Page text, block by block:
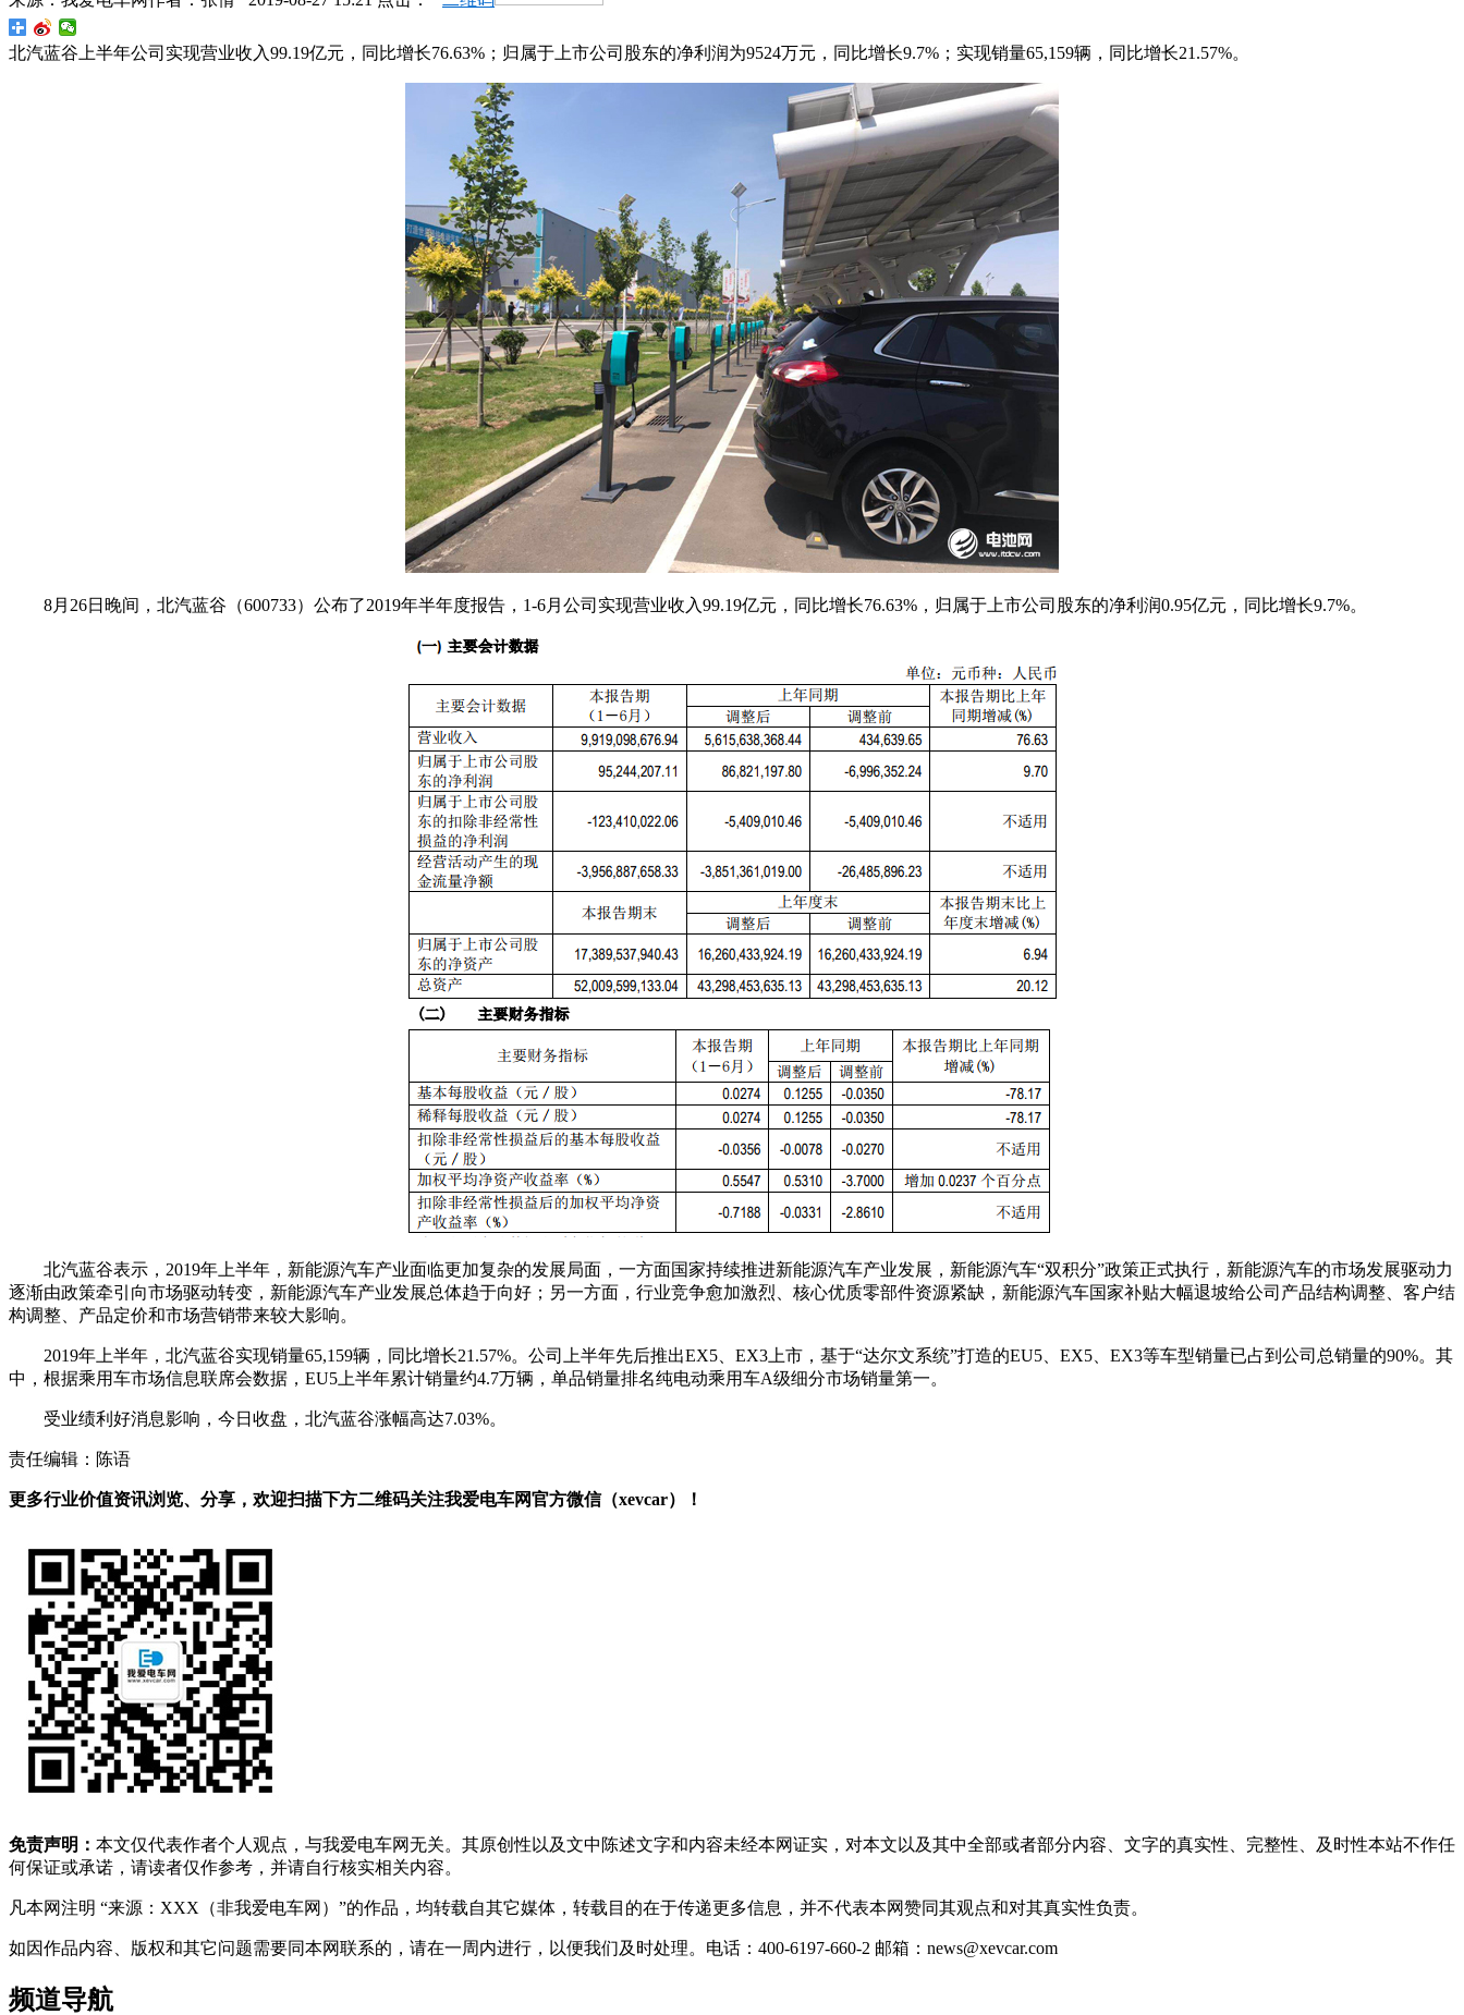
北汽蓝谷上半年公司实现营业收入99.19亿元，同比增长76.63%；归属于上市公司股东的净利润为9524万元，同比增长9.7%；实现销量65,159辆，同比增长21.57%。
8月26日晚间，北汽蓝谷（600733）公布了2019年半年度报告，1-6月公司实现营业收入99.19亿元，同比增长76.63%，归属于上市公司股东的净利润0.95亿元，同比增长9.7%。
北汽蓝谷表示，2019年上半年，新能源汽车产业面临更加复杂的发展局面，一方面国家持续推进新能源汽车产业发展，新能源汽车“双积分”政策正式执行，新能源汽车的市场发展驱动力
逐渐由政策牵引向市场驱动转变，新能源汽车产业发展总体趋于向好；另一方面，行业竞争愈加激烈、核心优质零部件资源紧缺，新能源汽车国家补贴大幅退坡给公司产品结构调整、客户结
构调整、产品定价和市场营销带来较大影响。
2019年上半年，北汽蓝谷实现销量65,159辆，同比增长21.57%。公司上半年先后推出EX5、EX3上市，基于“达尔文系统”打造的EU5、EX5、EX3等车型销量已占到公司总销量的90%。其
中，根据乘用车市场信息联席会数据，EU5上半年累计销量约4.7万辆，单品销量排名纯电动乘用车A级细分市场销量第一。
受业绩利好消息影响，今日收盘，北汽蓝谷涨幅高达7.03%。
责任编辑：陈语
更多行业价值资讯浏览、分享，欢迎扫描下方二维码关注我爱电车网官方微信（xevcar）！
免责声明： 本文仅代表作者个人观点，与我爱电车网无关。其原创性以及文中陈述文字和内容未经本网证实，对本文以及其中全部或者部分内容、文字的真实性、完整性、及时性本站不作任
何保证或承诺，请读者仅作参考，并请自行核实相关内容。
凡本网注明 “来源：XXX（非我爱电车网）”的作品，均转载自其它媒体，转载目的在于传递更多信息，并不代表本网赞同其观点和对其真实性负责。
如因作品内容、版权和其它问题需要同本网联系的，请在一周内进行，以便我们及时处理。电话：400-6197-660-2 邮箱：news@xevcar.com
频道导航